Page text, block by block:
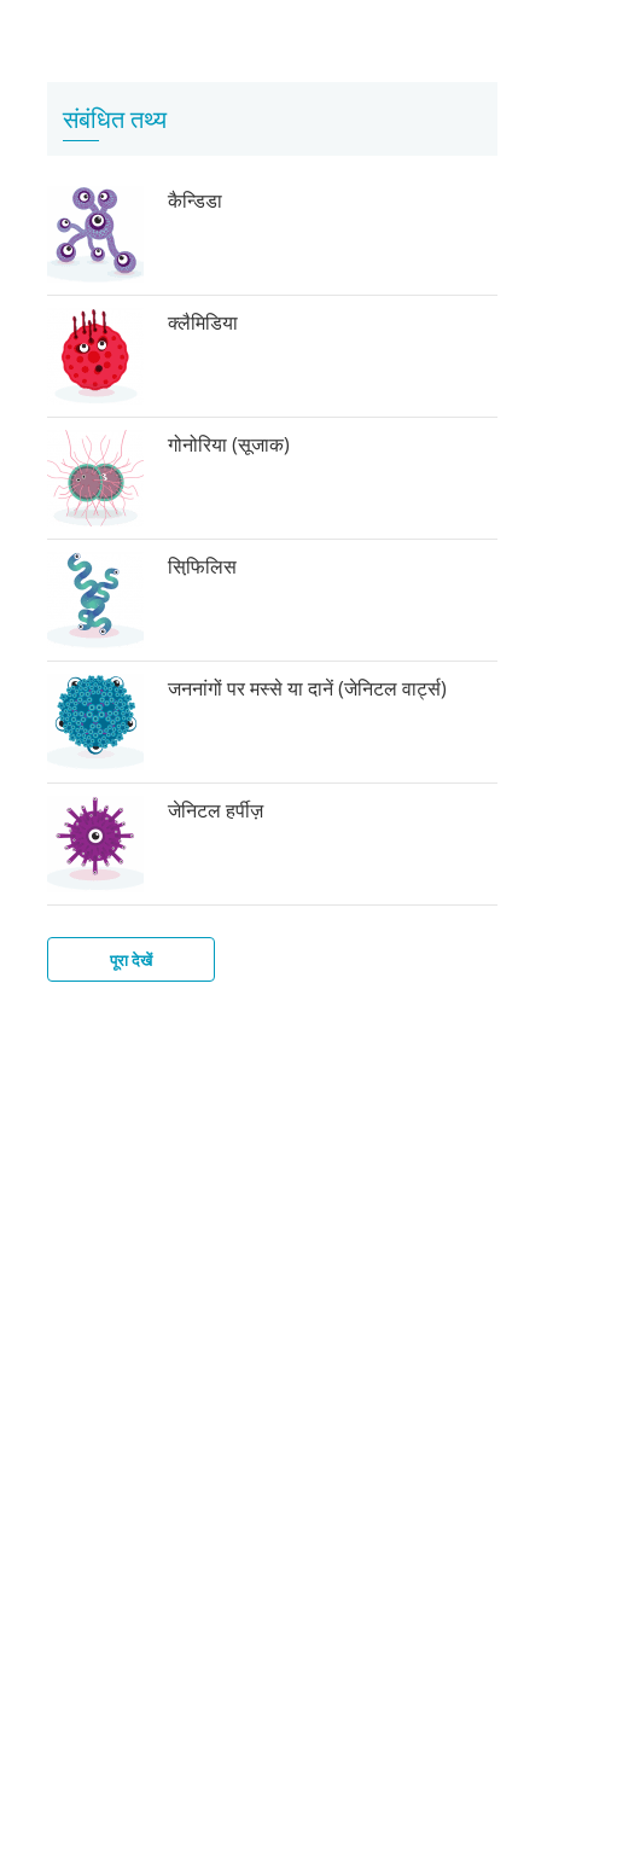
संबंधित तथ्य
कैन्डिडा
क्लैमिडिया
गोनोरिया (सूजाक)
सिफि़लिस
जननांगों पर मस्से या दानें (जेनिटल वार्ट्स)
जेनिटल हर्पीज़
पूरा देखें